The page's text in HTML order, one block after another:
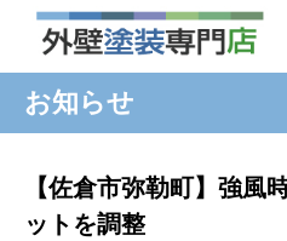
お知らせ
【佐倉市弥勒町】強風
ットを調整